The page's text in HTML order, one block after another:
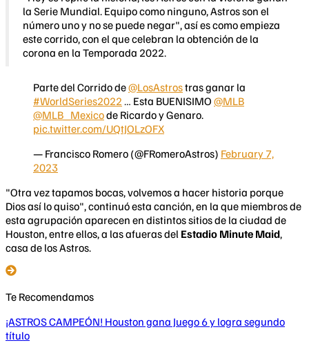
la Serie Mundial. Equipo como ninguno, Astros son el
número uno y no se puede negar", así es como empieza
este corrido, con el que celebran la obtención de la
corona en la Temporada 2022.
Parte del Corrido de@LosAstrostras ganar la
#WorldSeries2022 … Esta BUENISIMO @MLB
@MLB_Mexicode Ricardo y Genaro.
pic.twitter.com/UQtJOLzOFX
— Francisco Romero (@FRomeroAstros) February 7,
2023
"Otra vez tapamos bocas, volvemos a hacer historia porque
Dios así lo quiso", continuó esta canción, en la que miembros de
esta agrupación aparecen en distintos sitios de la ciudad de
Houston, entre ellos, a las afueras del Estadio Minute Maid,
casa de los Astros.
Te Recomendamos
¡ASTROS CAMPEÓN! Houston gana Juego 6 y logra segundo
título